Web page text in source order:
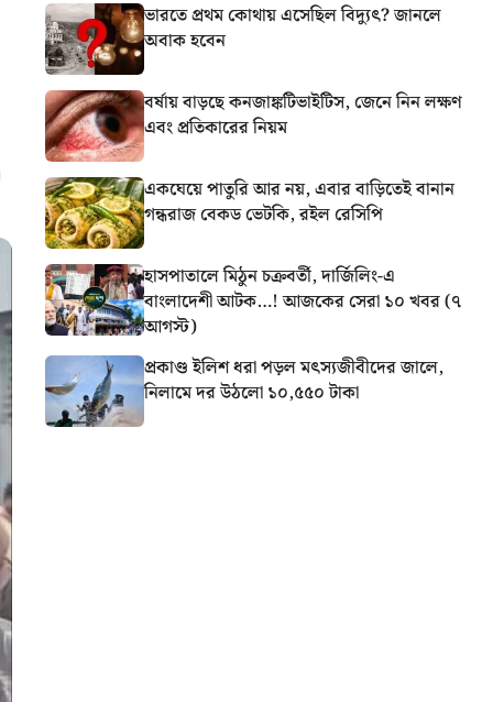
ভারতে প্রথম কোথায় এসেছিল বিদ্যুৎ? জানলে
অবাক হবেন
বর্ষায় বাড়ছে কনজাঙ্কটিভাইটিস, জেনে নিন লক্ষণ
এবং প্রতিকারের নিয়ম
একঘেয়ে পাতুরি আর নয়, এবার বাড়িতেই বানান
গন্ধরাজ বেকড ভেটকি, রইল রেসিপি
হাসপাতালে মিঠুন চক্রবর্তী, দার্জিলিং-এ
বাংলাদেশী আটক…! আজকের সেরা ১০ খবর (৭
আগস্ট)
প্রকাণ্ড ইলিশ ধরা পড়ল মৎস্যজীবীদের জালে,
নিলামে দর উঠলো ১০,৫৫০ টাকা